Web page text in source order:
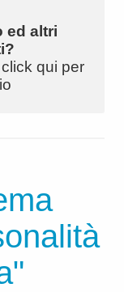
ed altri
qui per